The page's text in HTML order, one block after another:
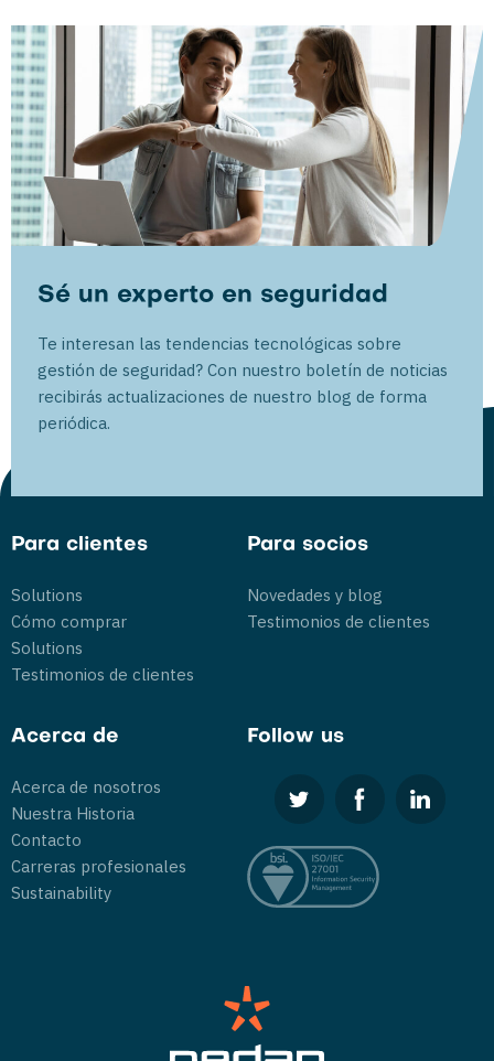
Sé un experto en seguridad
Te interesan las tendencias tecnológicas sobre
gestión de seguridad? Con nuestro boletín de noticias
recibirás actualizaciones de nuestro blog de forma
periódica.
Para clientes
Solutions
Cómo comprar
Solutions
Testimonios de clientes
Para socios
Novedades y blog
Testimonios de clientes
Acerca de
Acerca de nosotros
Nuestra Historia
Contacto
Carreras profesionales
Sustainability
Follow us